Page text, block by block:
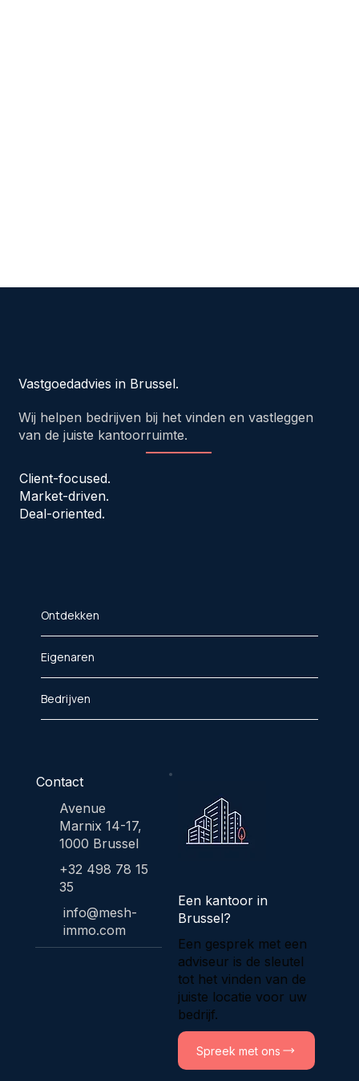
Vastgoedadvies in Brussel.
Wij helpen bedrijven bij het vinden en vastleggen
van de juiste kantoorruimte.
Client-focused.
Market-driven.
Deal-oriented.
Ontdekken
Eigenaren
Bedrijven
Contact
Avenue
Marnix 14-17,
1000 Brussel
+32 498 78 15
35
info@mesh-
immo.com
Een kantoor in
Brussel?
Een gesprek met een
adviseur is de sleutel
tot het vinden van de
juiste locatie voor uw
bedrijf.
Spreek met ons